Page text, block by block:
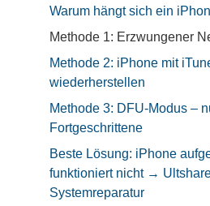
Warum hängt sich ein
Methode 1: Erzwungener
Methode 2: iPhone mit
wiederherstellen
Methode 3: DFU-Modus –
Fortgeschrittene
Beste Lösung: iPhone
funktioniert nicht →
Systemreparatur